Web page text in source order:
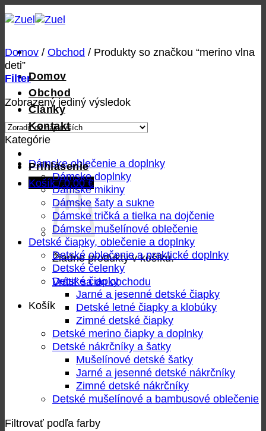
Skip
to
Domov
Obchod
Články
Kontakt
Prihlásenie
Košík /0,00€
Žiadne produkty v košíku.
Vrátiť sa do obchodu
Košík
Domov / Obchod / Produkty so značkou “merino vlna
deti”
Filter
Zobrazený jediný výsledok
Kategórie
Dámske oblečenie a doplnky
Dámske doplnky
Dámske mikiny
Dámske šaty a sukne
Dámske tričká a tielka na dojčenie
Dámske mušelínové oblečenie
Detské čiapky, oblečenie a doplnky
Detské oblečenie a praktické doplnky
Detské čelenky
Detské čiapky
Jarné a jesenné detské čiapky
Detské letné čiapky a klobúky
Zimné detské čiapky
Detské merino čiapky a doplnky
Detské nákrčníky a šatky
Mušelínové detské šatky
Jarné a jesenné detské nákrčníky
Zimné detské nákrčníky
Detské mušelínové a bambusové oblečenie
Filtrovať podľa farby